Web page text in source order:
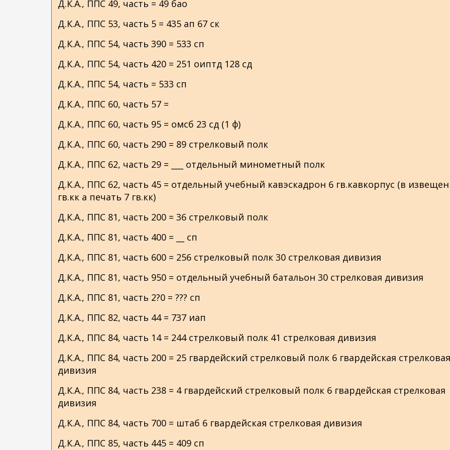
Д.К.А., ППС 49, часть = 49 бао
Д.К.А., ППС 53, часть 5 = 435 ап 67 ск
Д.К.А., ППС 54, часть 390 = 533 сп
Д.К.А., ППС 54, часть 420 = 251 оиптд 128 сд
Д.К.А., ППС 54, часть = 533 сп
Д.К.А., ППС 60, часть 57 =
Д.К.А., ППС 60, часть 95 = омсб 23 сд (1 ф)
Д.К.А., ППС 60, часть 290 = 89 стрелковый полк
Д.К.А., ППС 62, часть 29 = ___ отдельный минометный полк
Д.К.А., ППС 62, часть 45 = отдельный учебный кавэскадрон 6 гв.кавкорпус (в
гв.кк а печать 7 гв.кк)
Д.К.А., ППС 81, часть 200 = 36 стрелковый полк
Д.К.А., ППС 81, часть 400 = __ сп
Д.К.А., ППС 81, часть 600 = 256 стрелковый полк 30 стрелковая дивизия
Д.К.А., ППС 81, часть 950 = отдельный учебный батальон 30 стрелковая дивизия
Д.К.А., ППС 81, часть 2?0 = ??? сп
Д.К.А., ППС 82, часть 44 = 737 иап
Д.К.А., ППС 84, часть 14 = 244 стрелковый полк 41 стрелковая дивизия
Д.К.А., ППС 84, часть 200 = 25 гвардейский стрелковый полк 6 гвардейская стрелковая
дивизия
Д.К.А., ППС 84, часть 238 = 4 гвардейский стрелковый полк 6 гвардейская стрелковая
дивизия
Д.К.А., ППС 84, часть 700 = штаб 6 гвардейская стрелковая дивизия
Д.К.А., ППС 85, часть 445 = 409 сп